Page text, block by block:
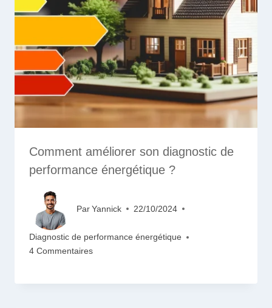
Comment améliorer son diagnostic de
performance énergétique ?
ParYannick 22/10/2024
Diagnostic de performance énergétique
4 Commentaires